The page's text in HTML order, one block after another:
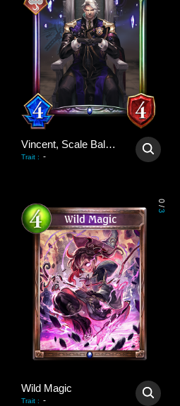
Vincent, Scale Balancer
Trait : -
0
/
3
Wild Magic
Trait : -